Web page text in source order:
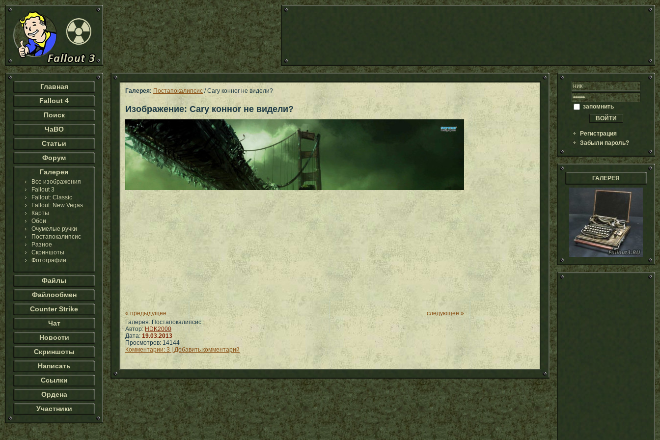
Главная
Fallout 4
Поиск
ЧаВО
Статьи
Форум
Галерея
Все изображения
Fallout 3
Fallout: Classic
Fallout: New Vegas
Карты
Обои
Очумелые ручки
Постапокалипсис
Разное
Скриншоты
Фотографии
Файлы
Файлообмен
Counter Strike
Чат
Новости
Скриншоты
Написать
Ссылки
Ордена
Участники
Галерея: Постапокалипсис / Саrу конноr не видели?
Изображение: Саrу конноr не видели?
« предыдущее
следующее »
Галерея: Постапокалипсис
Автор: HDK2000
Дата: 19.03.2013
Просмотров: 14144
Комментарии: 3 | Добавить комментарий
запомнить
Регистрация
Забыли пароль?
ГАЛЕРЕЯ